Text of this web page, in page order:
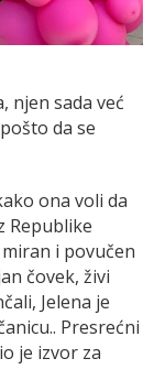
njen sada već
da se
ona voli da
Republike
i povučen
čovek, živi
Jelena je
Presrećni
je izvor za